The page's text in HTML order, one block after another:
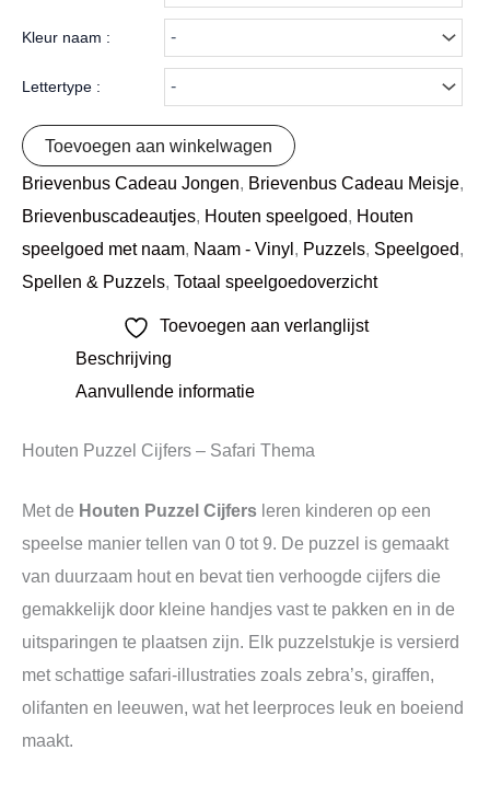
Kleur naam :
Lettertype :
Toevoegen aan winkelwagen
Brievenbus Cadeau Jongen Brievenbus Cadeau Meisje
Brievenbuscadeautjes Houten speelgoed Houten
speelgoed met naam Naam - Vinyl Puzzels Speelgoed
Spellen & Puzzels Totaal speelgoedoverzicht
Toevoegen aan verlanglijst
Beschrijving
Aanvullende informatie
Houten Puzzel Cijfers – Safari Thema
Met de Houten Puzzel Cijfers leren kinderen op een
speelse manier tellen van 0 tot 9. De puzzel is gemaakt
van duurzaam hout en bevat tien verhoogde cijfers die
gemakkelijk door kleine handjes vast te pakken en in de
uitsparingen te plaatsen zijn. Elk puzzelstukje is versierd
met schattige safari-illustraties zoals zebra’s, giraffen,
olifanten en leeuwen, wat het leerproces leuk en boeiend
maakt.